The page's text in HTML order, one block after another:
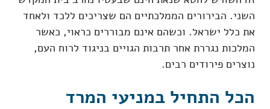
השני. הבירורים הממלכתיים הם שצריכים ללכד ולאחד
את כלל ישראל. וכשהם אינם מבוררים כראוי, כאשר
המלכות נגררת אחר תרבות הגויים בניגוד לרוח העם,
נוצרים פירודים רבים.
הכל התחיל במניעי המרד